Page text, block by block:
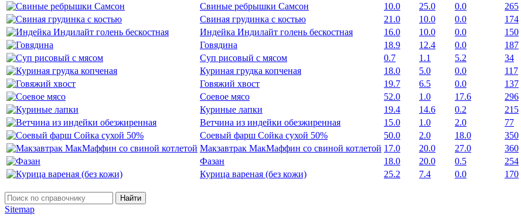
Свиные ребрышки Самсон
10.0 25.0 0.0
265
Свиная грудинка с костью
21.0 10.0 0.0
174
Индейка Индилайт голень бескостная
16.0 10.0 0.0
150
Говядина
18.9 12.4 0.0
187
Суп рисовый с мясом
0.7 1.1 5.2
34
Куриная грудка копченая
18.0 5.0 0.0
117
Говяжий хвост
19.7 6.5 0.0
137
Соевое мясо
52.0 1.0 17.6
296
Куриные лапки
19.4 14.6 0.2
215
Ветчина из индейки обезжиренная
15.0 1.0 2.0
77
Соевый фарш Сойка сухой 50%
50.0 2.0 18.0
350
Макзавтрак МакМаффин со свиной котлетой 17.0 20.0 27.0
360
Фазан
18.0 20.0 0.5
254
Курица вареная (без кожи)
25.2 7.4 0.0 170
Найти
Sitemap